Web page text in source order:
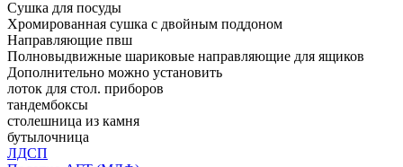
Сушка для посуды
Хромированная сушка с двойным поддоном
Направляющие пвш
Полновыдвижные шариковые направляющие для ящиков
Дополнительно можно установить
лоток для стол. приборов
тандембоксы
столешница из камня
бутылочница
ЛДСП